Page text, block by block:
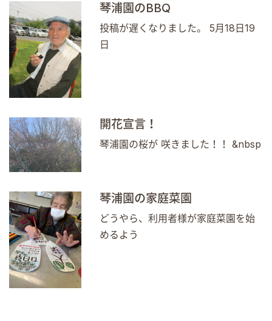
琴浦園のBBQ
投稿が遅くなりました。 5月18日19
日
開花宣言！
琴浦園の桜が 咲きました！！ &nbsp
琴浦園の家庭菜園
どうやら、利用者様が家庭菜園を始
めるよう